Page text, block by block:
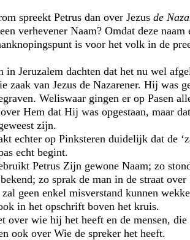
spreekt Petrus dan over Jezus de
verhevener Naam? Omdat deze naam
is voor het volk in de
in Jeruzalem dachten dat het nu wel
zaak van Jezus de Nazarener. Hij was
Weliswaar gingen er op Pasen
Hem dat Hij was opgestaan, maar
zijn.
echter op Pinksteren duidelijk dat de
echt begint.
Petrus Zijn gewone Naam; zo
zo sprak de man in de straat over
geen enkel misverstand kunnen
in het opschrift boven het kruis.
over wie hij het heeft en de mensen, die
ook over Wie de spreker het heeft.